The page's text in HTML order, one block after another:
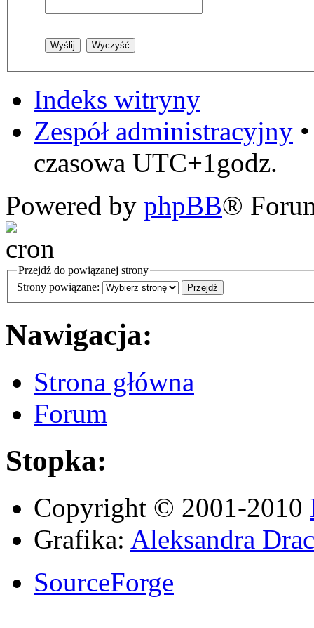
Indeks witryny
Zespół administracyjny
czasowa UTC+1godz.
Powered by phpBB®
Przejdź do powiązanej strony
Strony powiązane:
Nawigacja:
Strona główna
Forum
Stopka:
Copyright © 2001-2010
Grafika: Aleksandra
SourceForge